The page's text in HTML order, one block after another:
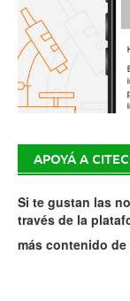
APOYÁ A
Si te gustan las
través de la
más contenido de